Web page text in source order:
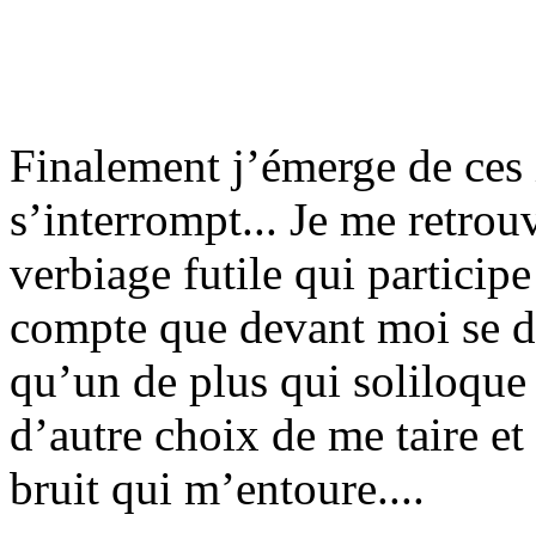
Finalement j’émerge de
s’interrompt... Je me
verbiage futile qui participe
compte que devant moi se
qu’un de plus qui
d’autre choix de me taire
bruit qui m’entoure....